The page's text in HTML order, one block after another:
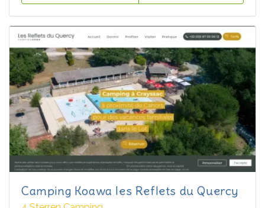
Camping Koawa les Reflets du Quercy